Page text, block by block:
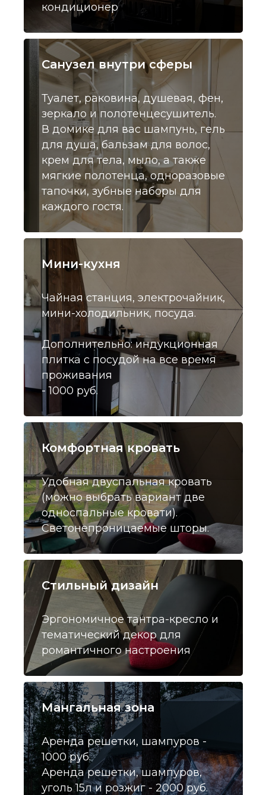
кондиционер
Санузел внутри сферы
Туалет, раковина, душевая, фен,
зеркало и полотенцесушитель.
В домике для вас шампунь, гель
для душа, бальзам для волос,
крем для тела, мыло, а также
мягкие полотенца, одноразовые
тапочки, зубные наборы для
каждого гостя.
Мини-кухня
Чайная станция, электрочайник,
мини-холодильник, посуда.
Дополнительно: индукционная
плитка с посудой на все время
проживания
- 1000 руб.
Комфортная кровать
Удобная двуспальная кровать
(можно выбрать вариант две
односпальные кровати).
Светонепроницаемые шторы.
Стильный дизайн
Эргономичное тантра-кресло и
тематический декор для
романтичного настроения
Мангальная зона
Аренда решетки, шампуров -
1000 руб.
Аренда решетки, шампуров,
уголь 15л и розжиг - 2000 руб.